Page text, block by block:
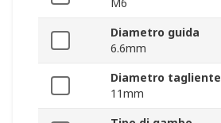
M6
Diametro guida
6.6mm
Diametro tagliente
11mm